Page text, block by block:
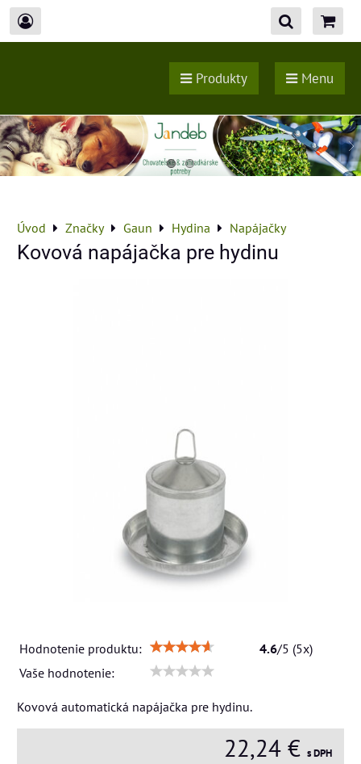
Produkty Menu
Úvod Značky Gaun Hydina Napájačky
Kovová napájačka pre hydinu
Hodnotenie produktu: 4.6/5 (5x)
Vaše hodnotenie:
Kovová automatická napájačka pre hydinu.
22,24 € s DPH